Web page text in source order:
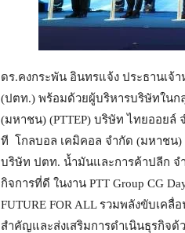
ดร.คงกระพัน อินทรแจ้ง ประธานเ
(ปตท.) พร้อมด้วยผู้บริหารบริษัทใน
(มหาชน) (PTTEP) บริษัท ไทยออยล์
ที โกลบอล เคมิคอล จำกัด (มหาชน)
บริษัท ปตท. น้ำมันและการค้าปลีก จ
กิจการที่ดี ในงาน PTT Group CG
FUTURE FOR ALL รวมพลังขับเค
สำคัญและส่งเสริมการดำเนินธุรกิจ